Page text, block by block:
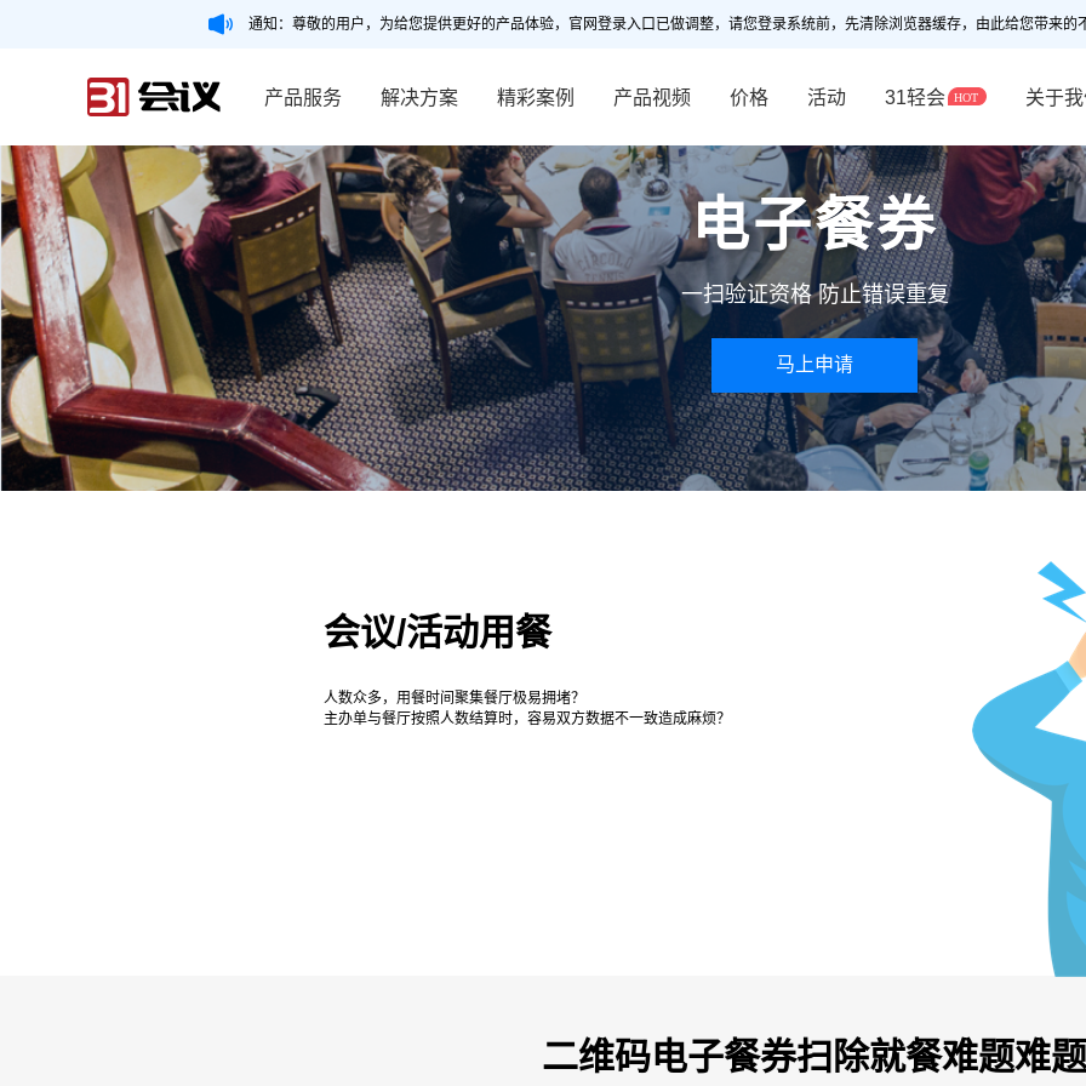
通知：尊敬的用户，为给您提供更好的产品体验，官网登录入口已做调整，请您登录系统前，先清除浏览器缓存，由此给您带来的
产品服务 解决方案 精彩案例 产品视频 价格 活动 31轻会 关于
电子餐券
一扫验证资格 防止错误重复
马上申请
会议/活动用餐
人数众多，用餐时间聚集餐厅极易拥堵？
主办单与餐厅按照人数结算时，容易双方数据不一致造成麻烦？
二维码电子餐券扫除就餐难题难题